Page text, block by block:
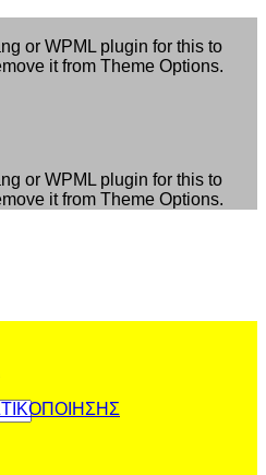
or WPML plugin for this to
it from Theme Options.
or WPML plugin for this to
it from Theme Options.